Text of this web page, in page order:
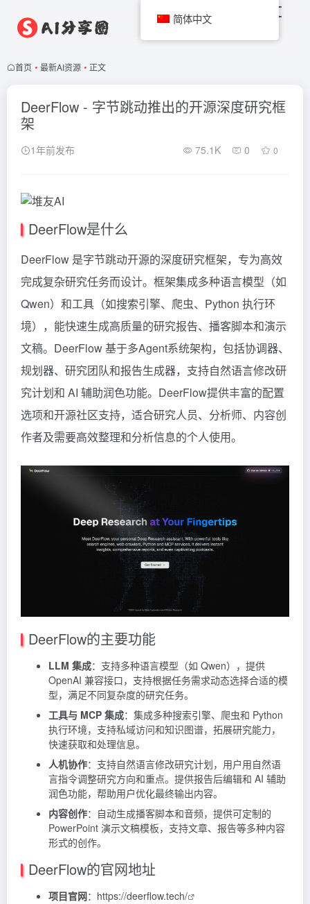
首页 • 最新AI资源 • 正文
DeerFlow - 字节跳动推出的开源深度研究框
架
1年前发布 75.1K 0 0
DeerFlow是什么
DeerFlow 是字节跳动开源的深度研究框架，专为高效
完成复杂研究任务而设计。框架集成多种语言模型（如
Qwen）和工具（如搜索引擎、爬虫、Python 执行环
境），能快速生成高质量的研究报告、播客脚本和演示
文稿。DeerFlow 基于多Agent系统架构，包括协调器、
规划器、研究团队和报告生成器，支持自然语言修改研
究计划和 AI 辅助润色功能。DeerFlow提供丰富的配置
选项和开源社区支持，适合研究人员、分析师、内容创
作者及需要高效整理和分析信息的个人使用。
DeerFlow的主要功能
LLM 集成：支持多种语言模型（如 Qwen），提供
OpenAI 兼容接口，支持根据任务需求动态选择合适的模
型，满足不同复杂度的研究任务。
工具与 MCP 集成：集成多种搜索引擎、爬虫和 Python
执行环境，支持私域访问和知识图谱，拓展研究能力，
快速获取和处理信息。
人机协作：支持自然语言修改研究计划，用户用自然语
言指令调整研究方向和重点。提供报告后编辑和 AI 辅助
润色功能，帮助用户优化最终输出内容。
内容创作：自动生成播客脚本和音频，提供可定制的
PowerPoint 演示文稿模板，支持文章、报告等多种内容
形式的创作。
DeerFlow的官网地址
项目官网： https://deerflow.tech/
简体中文